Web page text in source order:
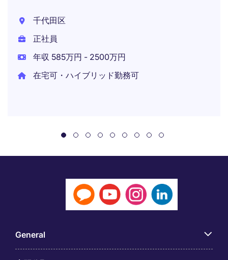
千代田区
正社員
年収 585万円 - 2500万円
在宅可・ハイブリッド勤務可
General